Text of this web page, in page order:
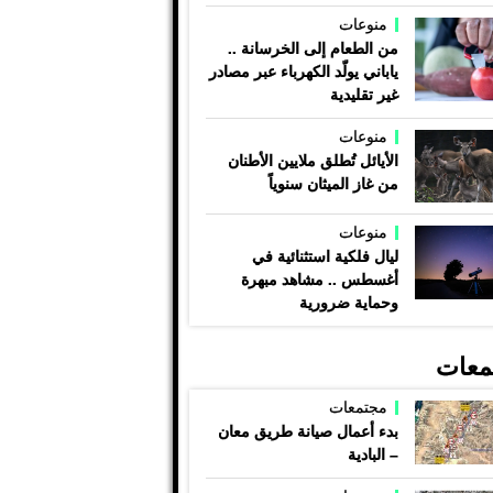
منوعات
من الطعام إلى الخرسانة ..
ياباني يولّد الكهرباء عبر مصادر
غير تقليدية
منوعات
الأيائل تُطلق ملايين الأطنان
من غاز الميثان سنوياً
منوعات
ليال فلكية استثنائية في
أغسطس .. مشاهد مبهرة
وحماية ضرورية
مجتمعات
بدء أعمال صيانة طريق معان
– البادية